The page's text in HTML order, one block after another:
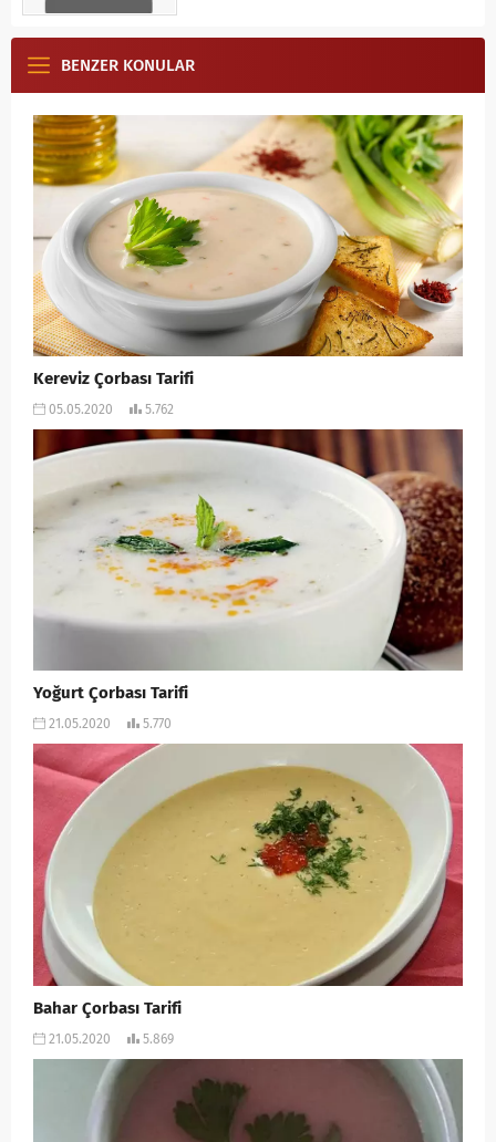
BENZER KONULAR
Kereviz Çorbası Tarifi
05.05.2020 5.762
Yoğurt Çorbası Tarifi
21.05.2020 5.770
Bahar Çorbası Tarifi
21.05.2020 5.869